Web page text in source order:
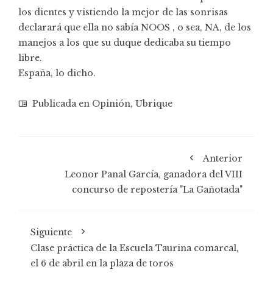
los dientes y vistiendo la mejor de las sonrisas
declarará que ella no sabía NOOS , o sea, NA, de los
manejos a los que su duque dedicaba su tiempo
libre.
España, lo dicho.
Publicada en Opinión, Ubrique
Anterior
Leonor Panal García, ganadora del VIII
concurso de repostería "La Gañotada"
Siguiente
Clase práctica de la Escuela Taurina comarcal,
el 6 de abril en la plaza de toros